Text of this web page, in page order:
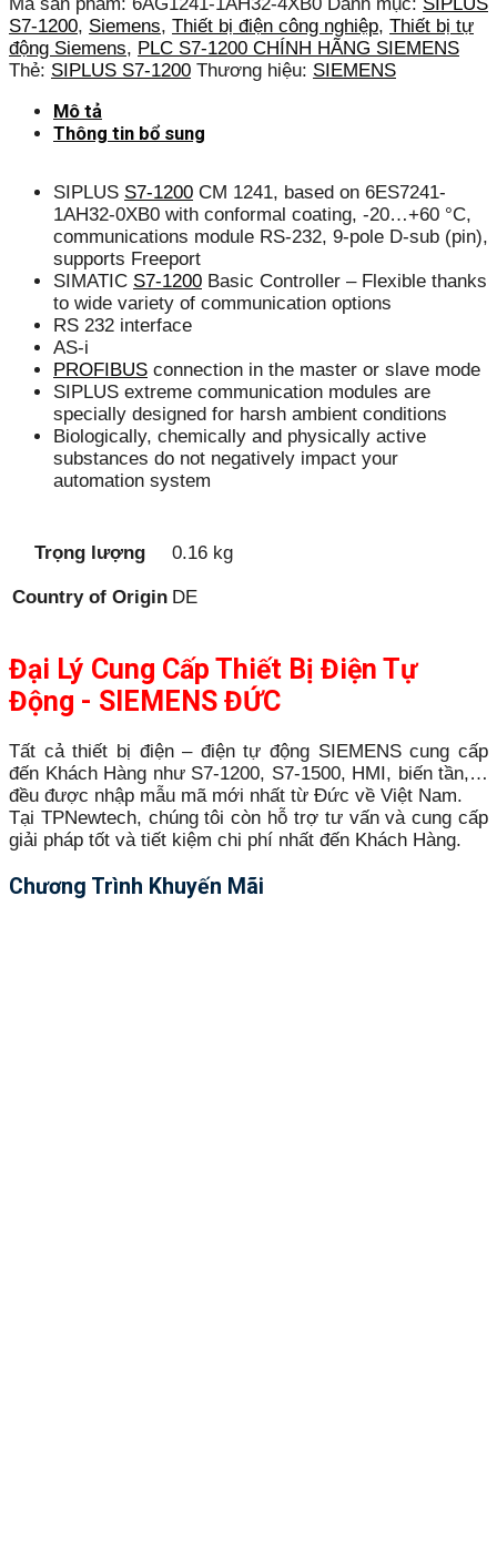
S7-1200, Siemens, Thiết bị điện công nghiệp, Thiết bị tự
động Siemens, PLC S7-1200 CHÍNH HÃNG SIEMENS
Thẻ: SIPLUS S7-1200 Thương hiệu: SIEMENS
Mô tả
Thông tin bổ sung
SIPLUS S7-1200 CM 1241, based on 6ES7241-
1AH32-0XB0 with conformal coating, -20…+60 °C,
communications module RS-232, 9-pole D-sub (pin),
supports Freeport
SIMATIC S7-1200 Basic Controller – Flexible thanks
to wide variety of communication options
RS 232 interface
AS-i
PROFIBUS connection in the master or slave mode
SIPLUS extreme communication modules are
specially designed for harsh ambient conditions
Biologically, chemically and physically active
substances do not negatively impact your
automation system
Trọng lượng 0.16 kg
Country of Origin DE
Đại Lý Cung Cấp Thiết Bị Điện Tự
Động - SIEMENS ĐỨC
Tất cả thiết bị điện – điện tự động SIEMENS cung cấp
đến Khách Hàng như S7-1200, S7-1500, HMI, biến tần,…
đều được nhập mẫu mã mới nhất từ Đức về Việt Nam.
Tại TPNewtech, chúng tôi còn hỗ trợ tư vấn và cung cấp
giải pháp tốt và tiết kiệm chi phí nhất đến Khách Hàng.
Chương Trình Khuyến Mãi